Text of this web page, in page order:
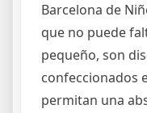
Barcelona de
que no puede
pequeño, son
confeccionados
permitan una